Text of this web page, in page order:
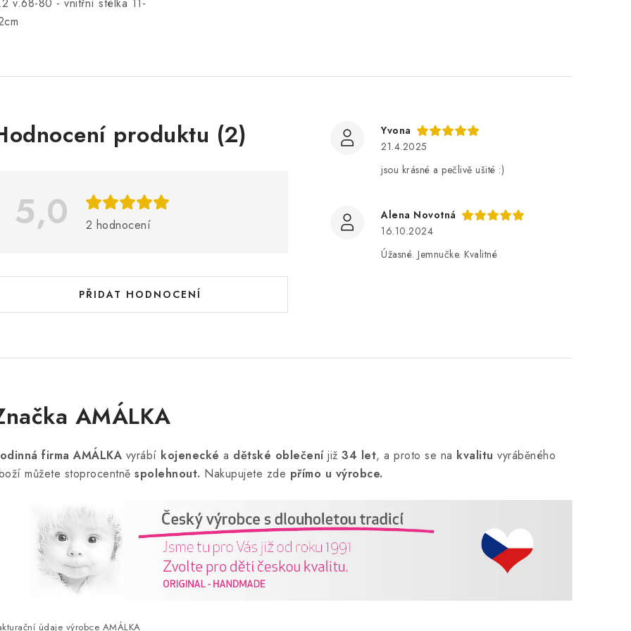
produktu (2)
5,0 2 hodnocení
PŘIDAT HODNOCENÍ
Yvona
21.4.2025
jsou krásné a pečlivě ušité :)
Alena Novotná
16.10.2024
Úžasné. Jemnučke. Kvalitné
AMÁLKA
firma AMÁLKA vyrábí kojenecké a dětské oblečeníjiž 34 let, a proto se na kvalitu vyráběného
můžete stoprocentně spolehnout. Nakupujete zde přímo u výrobce.
údaje výrobce AMÁLKA